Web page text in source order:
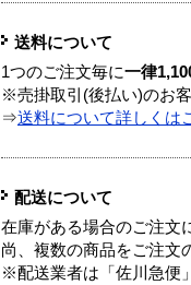
送料について
1つのご注文毎に一律
※売掛取引(後払い)のお
⇒送料について詳しくは
配送について
在庫がある場合のご注文
尚、複数の商品をご注文
※配送業者は「佐川急便